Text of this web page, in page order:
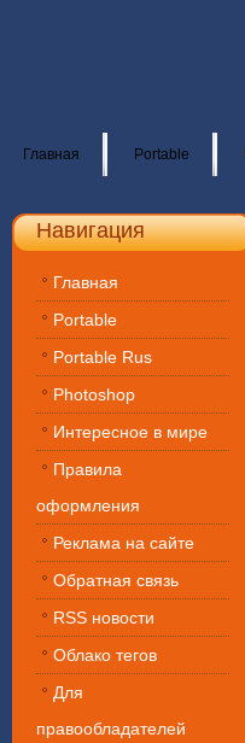
Главная Portable
Навигация
Главная
Portable
Portable Rus
Photoshop
Интересное в мире
Правила
оформления
Реклама на сайте
Обратная связь
RSS новости
Облако тегов
Для
правообладателей